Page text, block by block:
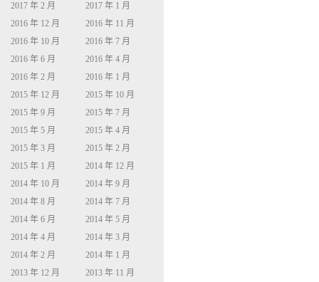
2017 年 2 月
2017 年 1 月
2016 年 12 月
2016 年 11 月
2016 年 10 月
2016 年 7 月
2016 年 6 月
2016 年 4 月
2016 年 2 月
2016 年 1 月
2015 年 12 月
2015 年 10 月
2015 年 9 月
2015 年 7 月
2015 年 5 月
2015 年 4 月
2015 年 3 月
2015 年 2 月
2015 年 1 月
2014 年 12 月
2014 年 10 月
2014 年 9 月
2014 年 8 月
2014 年 7 月
2014 年 6 月
2014 年 5 月
2014 年 4 月
2014 年 3 月
2014 年 2 月
2014 年 1 月
2013 年 12 月
2013 年 11 月